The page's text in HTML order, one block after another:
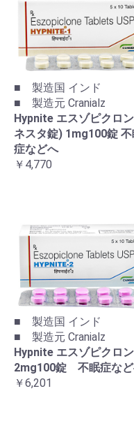
■ 製造国 インド
■ 製造元 Cranialz
Hypnite エスゾピクロ
ネスタ錠) 1mg100錠
症などへ
￥4,770
■ 製造国 インド
■ 製造元 Cranialz
Hypnite エスゾピクロン
2mg100錠 不眠症な
￥6,201